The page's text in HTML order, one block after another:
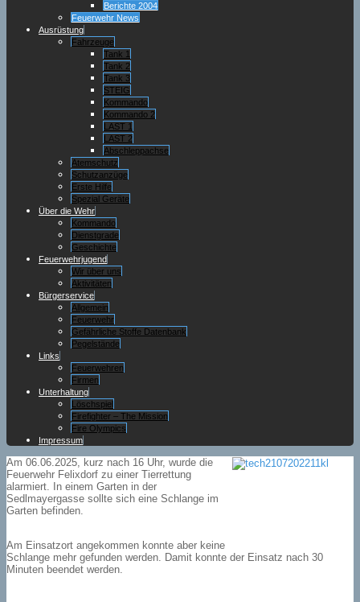
Berichte 2004
Feuerwehr News
Ausrüstung
Fahrzeuge
Tank 1
Tank 2
Tank 3
STEIG
Kommando
Kommando 2
LAST 1
LAST 2
Abschleppachse
Atemschutz
Schutzanzüge
Erste Hilfe
Spezial Geräte
Über die Wehr
Kommando
Dienstgrade
Geschichte
Feuerwehrjugend
Wir über uns
Aktivitäten
Bürgerservice
Allgemein
Feuerwehr
Gefährliche Stoffe Datenbank
Pegelstände
Links
Feuerwehren
Firmen
Unterhaltung
Löschspiel
Firefighter – The Mission
Fire Olympics
Impressum
Am 06.06.2025, kurz nach 16 Uhr, wurde die
Feuerwehr Felixdorf zu einer Tierrettung
alarmiert. In einem Garten in der
Sedlmayergasse sollte sich eine Schlange im
Garten befinden.
Am Einsatzort angekommen konnte aber keine
Schlange mehr gefunden werden. Damit konnte der Einsatz nach 30
Minuten beendet werden.